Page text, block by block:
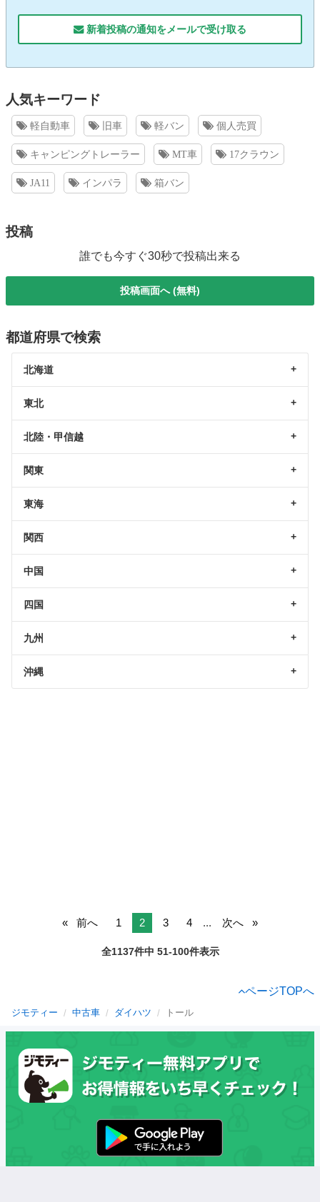
新着投稿の通知をメールで受け取る
人気キーワード
軽自動車 旧車 軽バン 個人売買
キャンピングトレーラー MT車 17クラウン
JA11 インパラ 箱バン
投稿
誰でも今すぐ30秒で投稿出来る
投稿画面へ (無料)
都道府県で検索
北海道
東北
北陸・甲信越
関東
東海
関西
中国
四国
九州
沖縄
前へ 1 2 3 4 ... 次へ
全1137件中 51-100件表示
ページTOPへ
ジモティー 中古車 ダイハツ トール